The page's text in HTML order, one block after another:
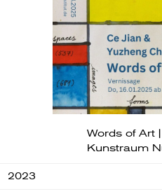
Words of Art |
Kunstraum
2023